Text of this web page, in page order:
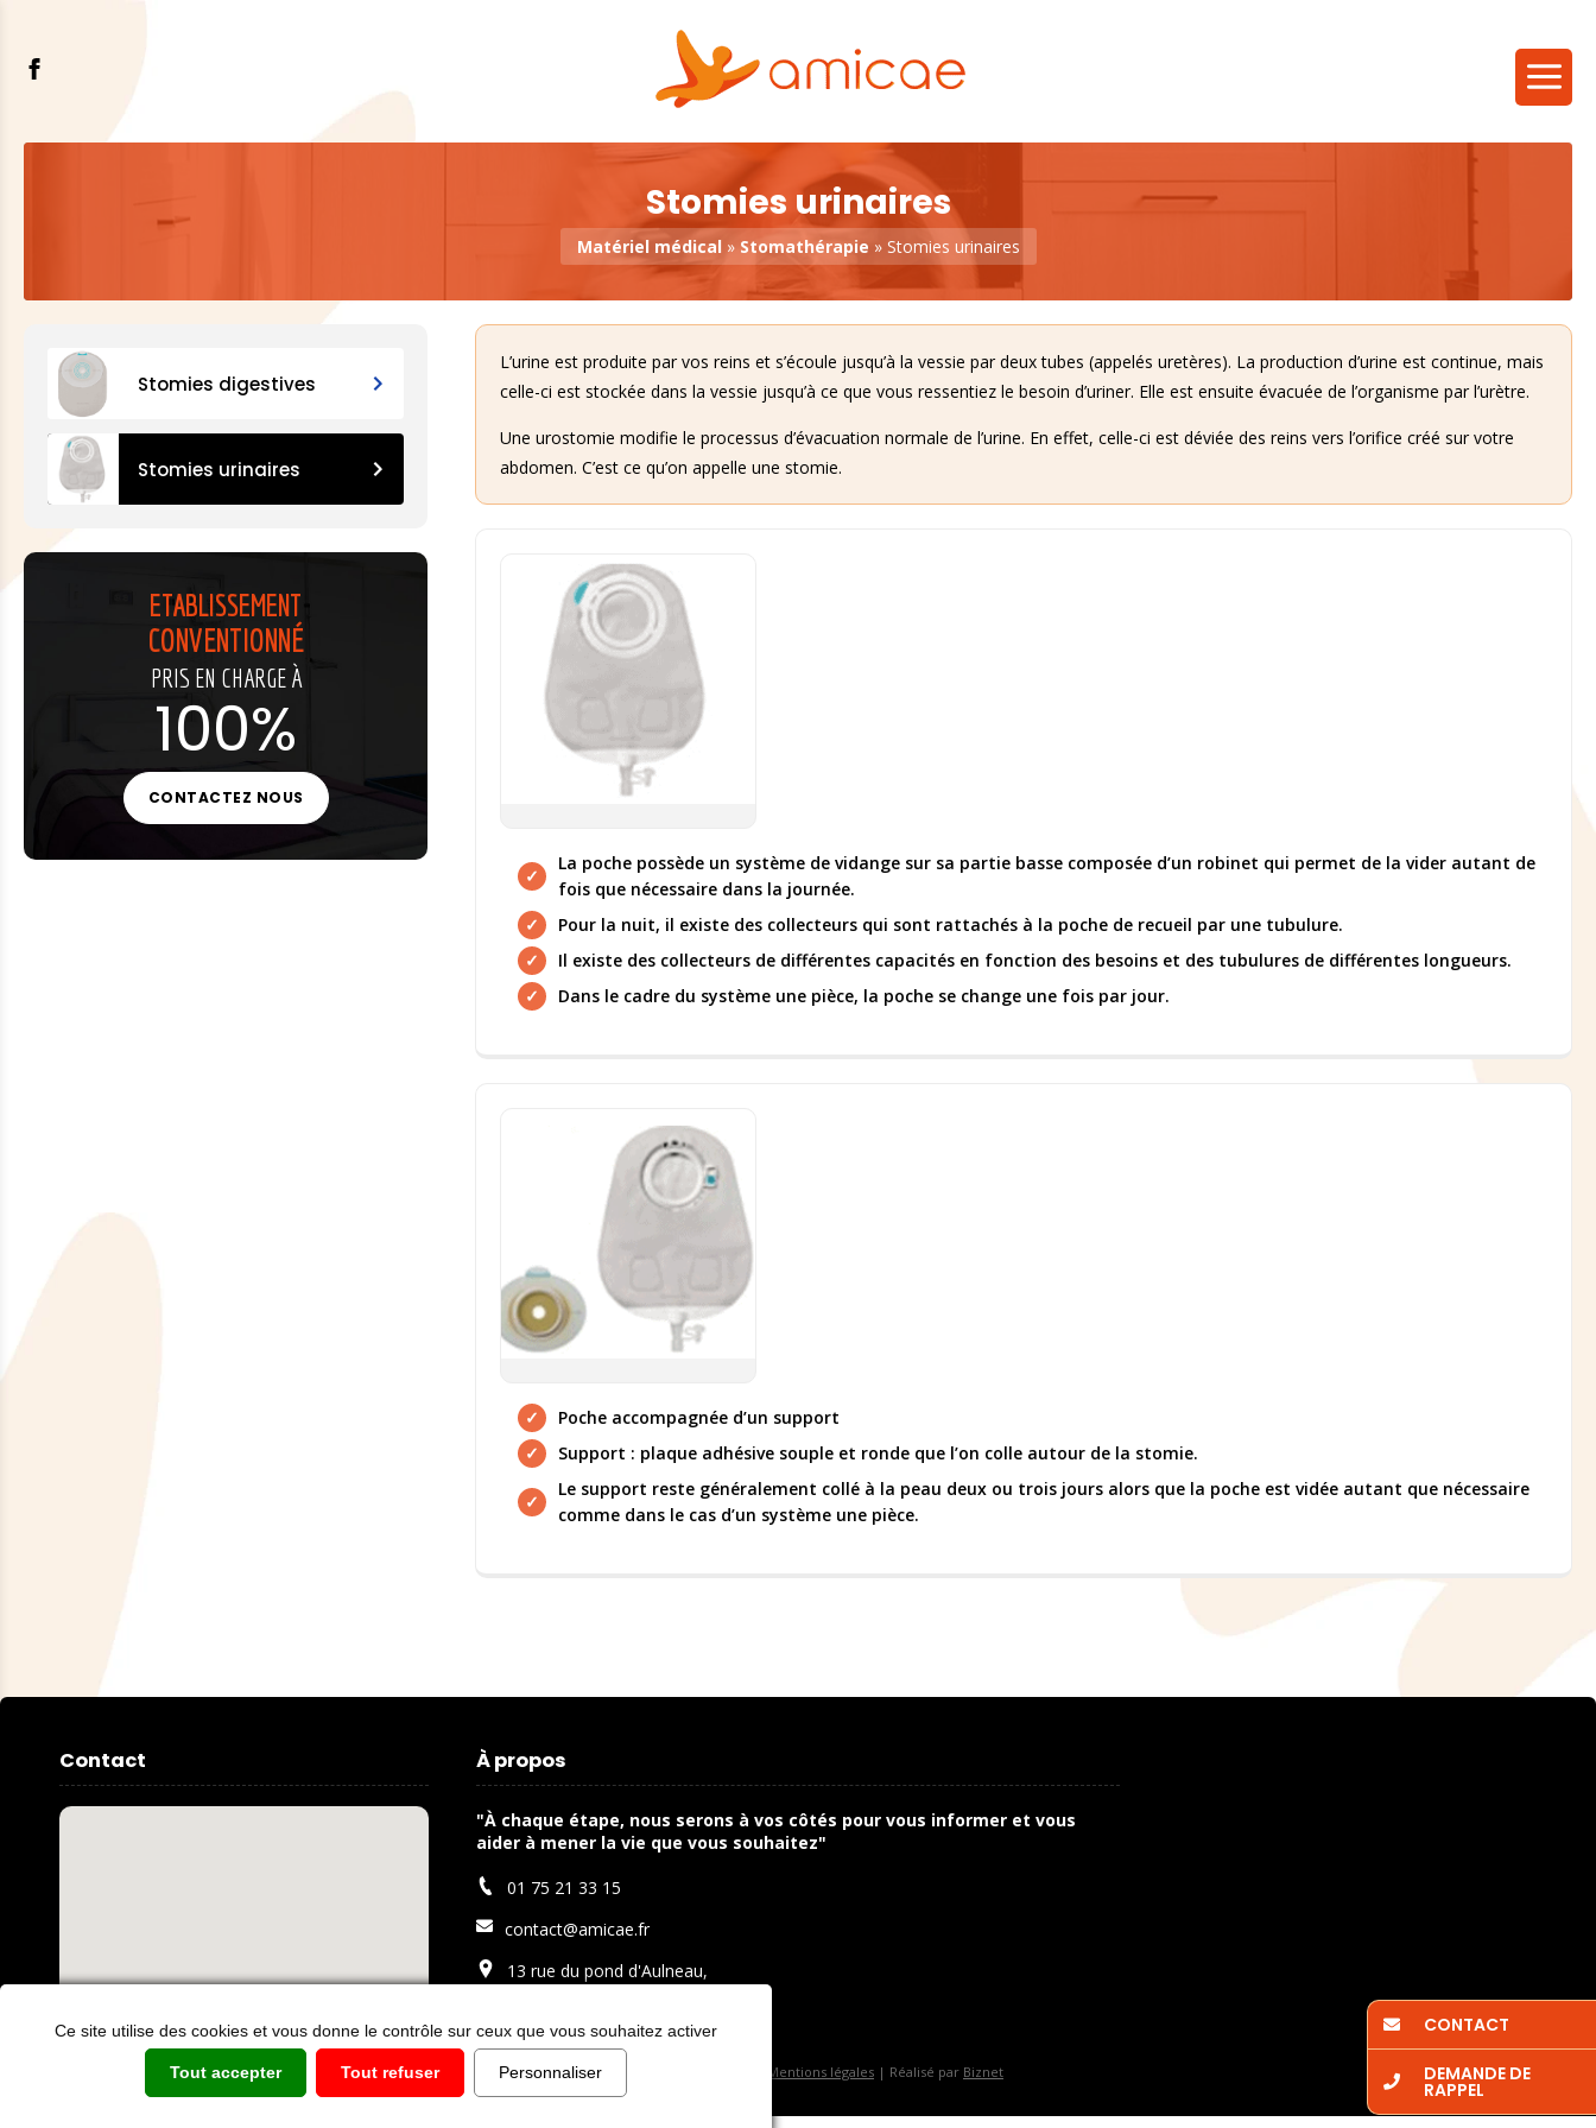
01 75 21 33 15
Stomies urinaires
Matériel médical» Stomathérapie » Stomies urinaires
Stomies digestives
Stomies urinaires
ETABLISSEMENT
CONVENTIONNÉ
PRIS EN CHARGE À
100%
CONTACTEZ NOUS
L’urine est produite par vos reins et s’écoule jusqu’à la vessie par deux tubes (appelés uretères). La production d’urine est continue, mais
celle-ci est stockée dans la vessie jusqu’à ce que vous ressentiez le besoin d’uriner. Elle est ensuite évacuée de l’organisme par l’urètre.
Une urostomie modifie le processus d’évacuation normale de l’urine. En effet, celle-ci est déviée des reins vers l’orifice créé sur votre
abdomen. C’est ce qu’on appelle une stomie.
La poche possède un système de vidange sur sa partie basse composée d’un robinet qui permet de la vider autant de
fois que nécessaire dans la journée.
Pour la nuit, il existe des collecteurs qui sont rattachés à la poche de recueil par une tubulure.
Il existe des collecteurs de différentes capacités en fonction des besoins et des tubulures de différentes longueurs.
Dans le cadre du système une pièce, la poche se change une fois par jour.
Poche accompagnée d’un support
Support : plaque adhésive souple et ronde que l’on colle autour de la stomie.
Le support reste généralement collé à la peau deux ou trois jours alors que la poche est vidée autant que nécessaire
comme dans le cas d’un système une pièce.
CONTACT
DEMANDE DE
RAPPEL
Contact À propos
"À chaque étape, nous serons à vos côtés pour vous informer et vous
aider à mener la vie que vous souhaitez"
01 75 21 33 15
contact@amicae.fr
13 rue du pond d'Aulneau,
Copyright © Amicae 2026 | Mentions légales | Réalisé par Biznet
Ce site utilise des cookies et vous donne le contrôle sur ceux que vous souhaitez activer
Tout accepter Tout refuser Personnaliser